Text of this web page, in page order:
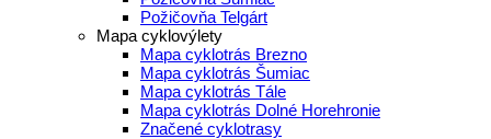
Požičovňa Telgárt
Mapa cyklovýlety
Mapa cyklotrás Brezno
Mapa cyklotrás Šumiac
Mapa cyklotrás Tále
Mapa cyklotrás Dolné Horehronie
Značené cyklotrasy